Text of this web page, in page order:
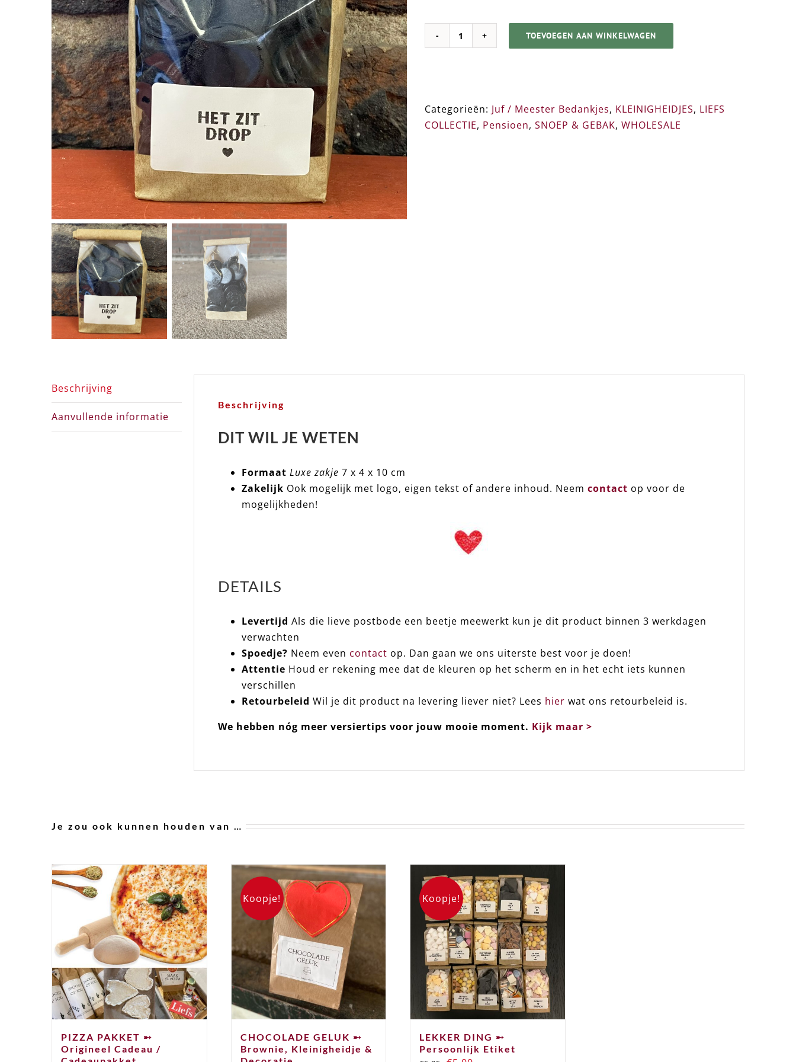
HET
Muntdrop
aantal
TOEVOEGEN AAN WINKELWAGEN
Categorieën: Juf / Meester Bedankjes, KLEINIGHEIDJES, LIEFS
COLLECTIE, Pensioen, SNOEP & GEBAK, WHOLESALE
Beschrijving
Aanvullende informatie
Beschrijving
DIT WIL JE WETEN
Formaat Luxe zakje 7 x 4 x 10 cm
Zakelijk Ook mogelijk met logo, eigen tekst of andere inhoud. Neem contact op voor de
mogelijkheden!
DETAILS
Levertijd Als die lieve postbode een beetje meewerkt kun je dit product binnen 3 werkdagen
verwachten
Spoedje? Neem even contact op. Dan gaan we ons uiterste best voor je doen!
Attentie Houd er rekening mee dat de kleuren op het scherm en in het echt iets kunnen
verschillen
Retourbeleid Wil je dit product na levering liever niet? Lees hier wat ons retourbeleid is.
We hebben nóg meer versiertips voor jouw mooie moment. Kijk maar >
Je zou ook kunnen houden van …
PIZZA PAKKET ➸
Origineel Cadeau /
Koopje!
CHOCOLADE GELUK ➸
Brownie, Kleinigheidje &
Koopje!
LEKKER DING ➸
Persoonlijk Etiket